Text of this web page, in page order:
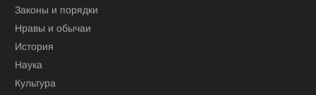
Законы и порядки
Нравы и обычаи
История
Наука
Культура